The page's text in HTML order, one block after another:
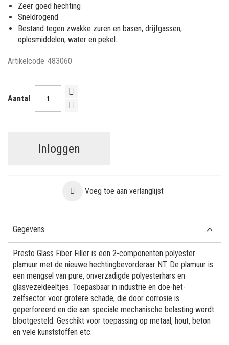
Zeer goed hechting
Sneldrogend
Bestand tegen zwakke zuren en basen, drijfgassen,
oplosmiddelen, water en pekel.
Artikelcode 483060
Aantal
Inloggen
Voeg toe aan verlanglijst
Gegevens
Presto Glass Fiber Filler is een 2-componenten polyester
plamuur met de nieuwe hechtingbevorderaar NT. De plamuur is
een mengsel van pure, onverzadigde polyesterhars en
glasvezeldeeltjes. Toepasbaar in industrie en doe-het-
zelfsector voor grotere schade, die door corrosie is
geperforeerd en die aan speciale mechanische belasting wordt
blootgesteld. Geschikt voor toepassing op metaal, hout, beton
en vele kunststoffen etc.